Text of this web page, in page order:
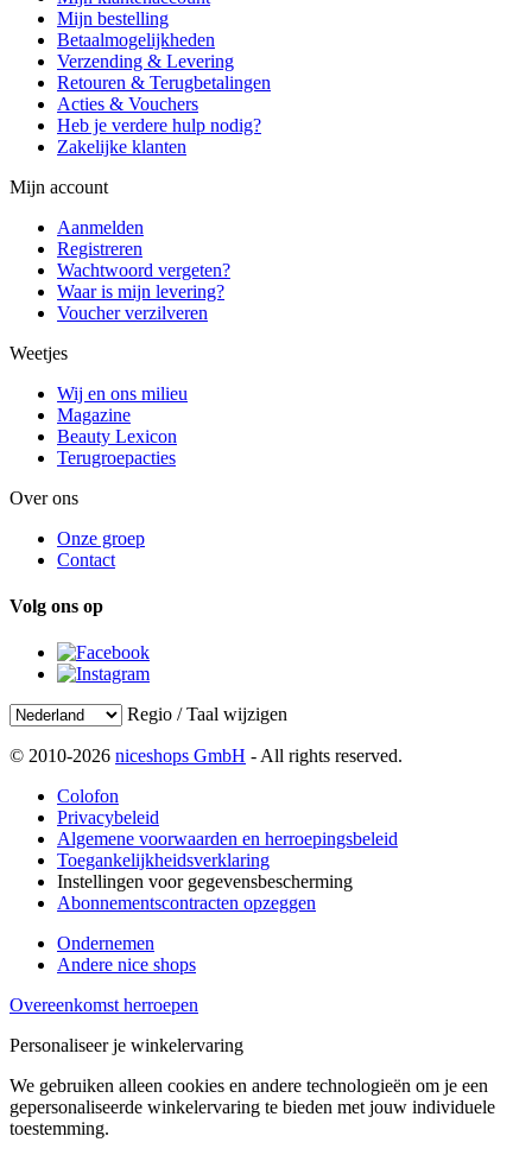
Mijn bestelling
Betaalmogelijkheden
Verzending & Levering
Retouren & Terugbetalingen
Acties & Vouchers
Heb je verdere hulp nodig?
Zakelijke klanten
Mijn account
Aanmelden
Registreren
Wachtwoord vergeten?
Waar is mijn levering?
Voucher verzilveren
Weetjes
Wij en ons milieu
Magazine
Beauty Lexicon
Terugroepacties
Over ons
Onze groep
Contact
Volg ons op
Regio / Taal wijzigen
© 2010-2026 niceshops GmbH - All rights reserved.
Colofon
Privacybeleid
Algemene voorwaarden en herroepingsbeleid
Toegankelijkheidsverklaring
Instellingen voor gegevensbescherming
Abonnementscontracten opzeggen
Ondernemen
Andere nice shops
Overeenkomst herroepen
Personaliseer je winkelervaring
We gebruiken alleen cookies en andere technologieën om je een
gepersonaliseerde winkelervaring te bieden met jouw individuele
toestemming.